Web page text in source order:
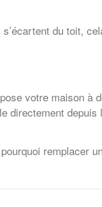
du toit,
votre maison à
directement
remplacer